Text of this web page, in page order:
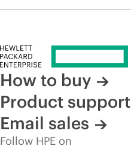
How to buy
Product support
Email sales
Follow HPE on